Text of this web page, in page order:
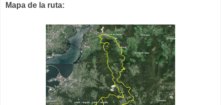
Mapa de la ruta: